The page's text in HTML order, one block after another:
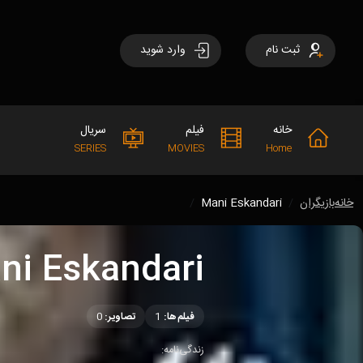
ثبت نام وارد شوید
خانه
Home
فیلم
MOVIES
سریال
SERIES
خانهبازیگران Mani Eskandari
Eskandari
فیلم‌ها: تصاویر: 0
زندگی‌نامه: